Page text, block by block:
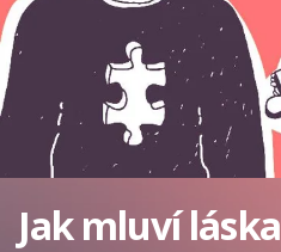
Jak mluví láska